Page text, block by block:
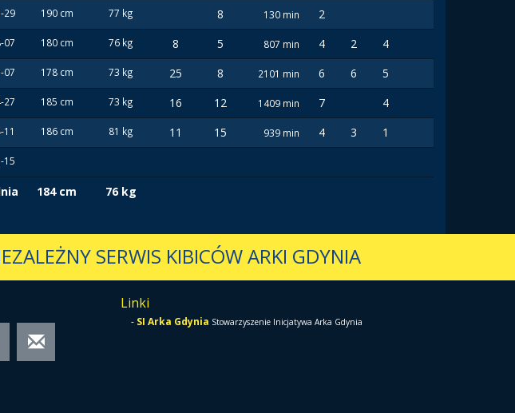
29 190 cm 77 kg 8 130 min
2
07 180 cm 76 kg 8 5 807 min 4 2
4
07 178 cm 73 kg 25 8 2101 min 6 6
5
27 185 cm 73 kg 16 12 1409 min 7
4
11 186 cm 81 kg 11 15 939 min 4 3
1
15
184 cm 76 kg
SERWIS KIBICÓW ARKI GDYNIA
Linki
- SI Arka Gdynia Stowarzyszenie Inicjatywa Arka Gdynia